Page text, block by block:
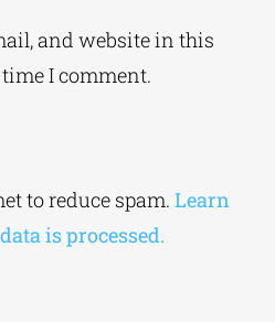
and website in this
I comment.
to reduce spam. Learn
is processed.